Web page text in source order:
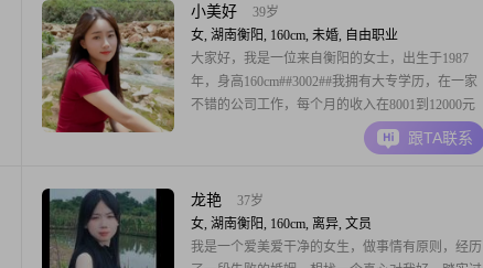
最好的沟通方式##
小美好
39岁
女, 湖南衡阳, 160cm, 未婚, 自由职业
大家好，我是一位来自衡阳的女士，出生于1987
年，身高160cm##3002##我拥有大专学历，在一家
不错的公司工作，每个月的收入在8001到12000元
之间##3002##我对生活充满热情，性格开朗，总是
爱笑，我觉得笑容是人与人之间最好的沟通方式
我认为家人和朋友是生
跟TA联系
龙艳
37岁
女, 湖南衡阳, 160cm, 离异, 文员
我是一个爱美爱干净的女生，做事情有原则，经历